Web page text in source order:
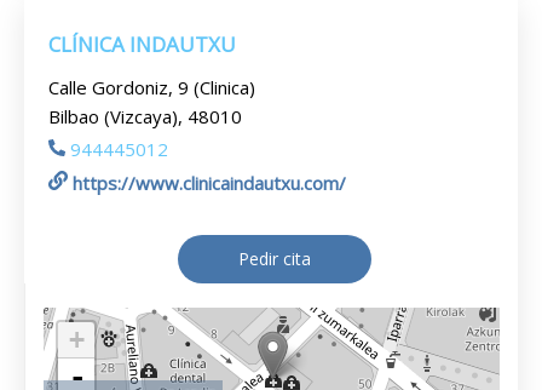
CLÍNICA INDAUTXU
Calle Gordoniz, 9 (Clinica)
Bilbao (Vizcaya), 48010
944445012
https://www.clinicaindautxu.com/
Pedir cita
+
-